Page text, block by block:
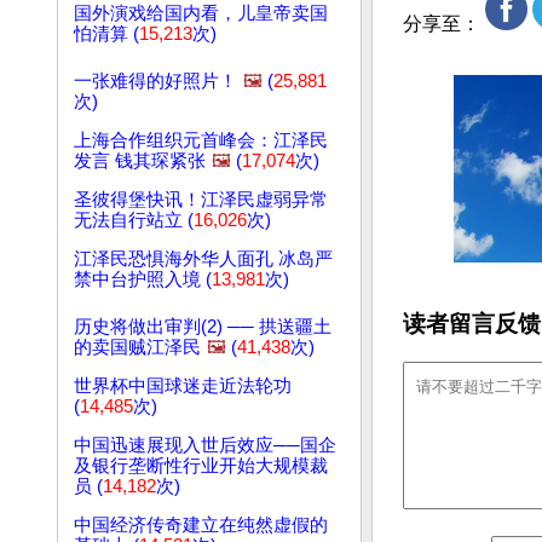
国外演戏给国内看，儿皇帝卖国
怕清算 (15,213次)
一张难得的好照片！ 🖼️ (25,881
次)
上海合作组织元首峰会：江泽民
发言 钱其琛紧张 🖼️ (17,074次)
圣彼得堡快讯！江泽民虚弱异常
无法自行站立 (16,026次)
江泽民恐惧海外华人面孔 冰岛严
禁中台护照入境 (13,981次)
历史将做出审判(2) ── 拱送疆土
的卖国贼江泽民 🖼️ (41,438次)
世界杯中国球迷走近法轮功
(14,485次)
中国迅速展现入世后效应──国企
及银行垄断性行业开始大规模裁
员 (14,182次)
中国经济传奇建立在纯然虚假的
分享至：
读者留言反